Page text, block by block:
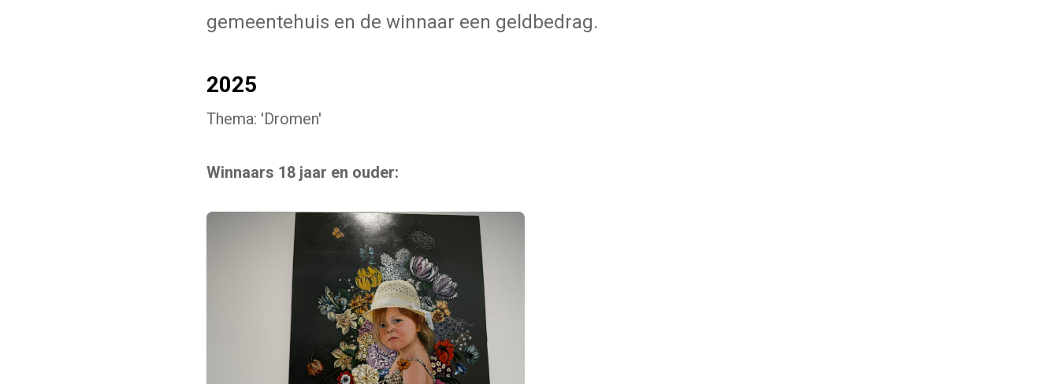
gemeentehuis en de winnaar een geldbedrag.
2025
Thema: 'Dromen'
Winnaars 18 jaar en ouder: